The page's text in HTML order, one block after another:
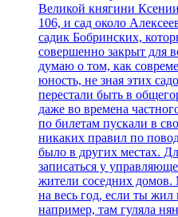
Великой княгини
106, и сад около
садик Бобринских,
совершенно закрыт для
думаю о том, как
юность, не зная этих
перестали быть в
даже во времена
по билетам пускали в
никаких правил по
было в других местах.
записаться у
жители соседних
на весь год, если ты
например, там гуляла